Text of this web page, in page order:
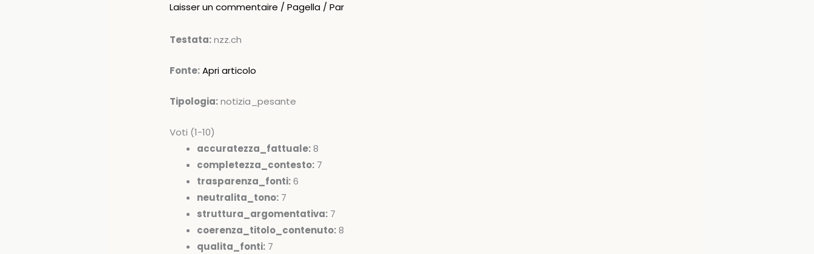
Laisser un commentaire /Pagella / Par
Testata:nzz.ch
Fonte:Apri articolo
Tipologia:notizia_pesante
Voti (1-10)
accuratezza_fattuale:8
completezza_contesto: 7
trasparenza_fonti:6
neutralita_tono: 7
struttura_argomentativa: 7
coerenza_titolo_contenuto:8
qualita_fonti: 7